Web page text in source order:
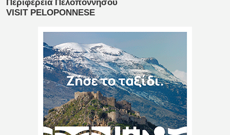
Περιφέρεια Πελοποννήσου
VISIT PELOPONNESE